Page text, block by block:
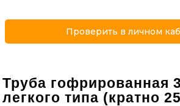
Проверить в личном
Труба гофрированная
легкого типа (кратно